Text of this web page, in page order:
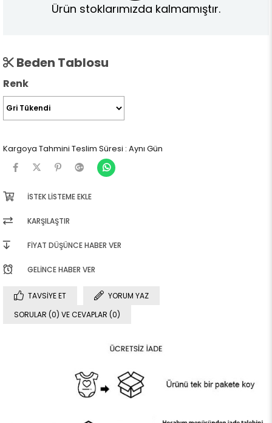
Ürün stoklarımızda kalmamıştır.
Beden Tablosu
Renk
Kargoya Tahmini Teslim Süresi : Aynı Gün
İSTEK LISTEME EKLE
KARŞILAŞTIR
FIYAT DÜŞÜNCE HABER VER
GELINCE HABER VER
TAVSIYE ET
YORUM YAZ
SORULAR (0) VE CEVAPLAR (0)